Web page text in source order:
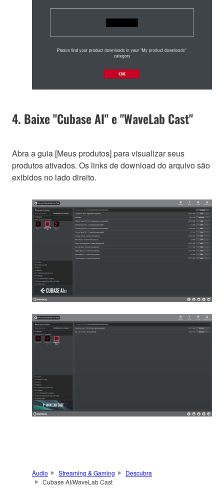
4. Baixe "Cubase AI" e "WaveLab Cast"
Abra a guia [Meus produtos] para visualizar seus
produtos ativados. Os links de download do arquivo são
exibidos no lado direito.
Áudio Streaming & Gaming
Descubra
Cubase AI/WaveLab Cast